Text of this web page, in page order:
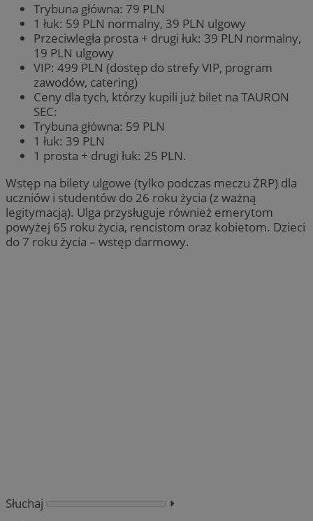
Trybuna główna: 79 PLN
1 łuk: 59 PLN normalny, 39 PLN ulgowy
Przeciwległa prosta + drugi łuk: 39 PLN normalny,
19 PLN ulgowy
VIP: 499 PLN (dostęp do strefy VIP, program
zawodów, catering)
Ceny dla tych, którzy kupili już bilet na TAURON
SEC:
Trybuna główna: 59 PLN
1 łuk: 39 PLN
1 prosta + drugi łuk: 25 PLN.
Wstęp na bilety ulgowe (tylko podczas meczu ŻRP) dla
uczniów i studentów do 26 roku życia (z ważną
legitymacją). Ulga przysługuje również emerytom
powyżej 65 roku życia, rencistom oraz kobietom. Dzieci
do 7 roku życia – wstęp darmowy.
Słuchaj
⏵︎